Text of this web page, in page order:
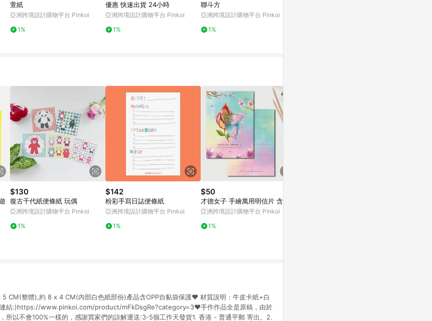
萱紙
亞洲跨境設計購物平台 Pinkoi
1%
優惠 快速出貨 24小時
亞洲跨境設計購物平台 Pinkoi
1%
聯斗方
亞洲跨境設計購物平台 Pinkoi
1%
$130
復古千代紙便條紙 玩偶
亞洲跨境設計購物平台 Pinkoi
1%
$142
粉彩手寫日誌便條紙
亞洲跨境設計購物平台 Pinkoi
1%
$50
才德女子 手繪萬用明信片 含信封
亞洲跨境設計購物平台 Pinkoi
1%
CM(整體),約 8 x 4 CM(內部白色紙部份)產品含OPP自黏袋保護♥ 材質說明：牛皮卡紙+白
結:)https://www.pinkoi.com/product/mFkDsgRe?category=3♥手作作品全是原稿，由於
所以不會100%一樣的，感謝買家們的諒解運送:3-5個工作天發貨1. 香港 - 普通平郵 寄出。2.